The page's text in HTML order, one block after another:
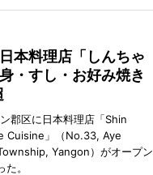
本料理店「しんちゃ
・すし・お好み焼き
郡区に日本料理店「Shin
Cuisine」（No.33, Aye
Yangon）がオープン
。